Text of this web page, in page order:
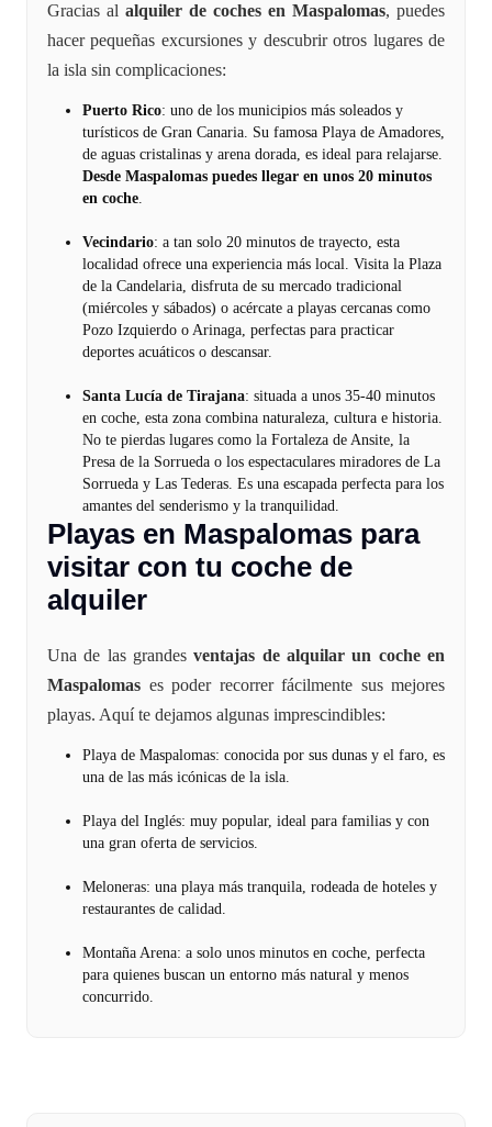
Gracias al alquiler de coches en Maspalomas, puedes
hacer pequeñas excursiones y descubrir otros lugares de
la isla sin complicaciones:
Puerto Rico: uno de los municipios más soleados y
turísticos de Gran Canaria. Su famosa Playa de Amadores,
de aguas cristalinas y arena dorada, es ideal para relajarse.
Desde Maspalomas puedes llegar en unos 20 minutos
en coche.
Vecindario: a tan solo 20 minutos de trayecto, esta
localidad ofrece una experiencia más local. Visita la Plaza
de la Candelaria, disfruta de su mercado tradicional
(miércoles y sábados) o acércate a playas cercanas como
Pozo Izquierdo o Arinaga, perfectas para practicar
deportes acuáticos o descansar.
Santa Lucía de Tirajana: situada a unos 35-40 minutos
en coche, esta zona combina naturaleza, cultura e historia.
No te pierdas lugares como la Fortaleza de Ansite, la
Presa de la Sorrueda o los espectaculares miradores de La
Sorrueda y Las Tederas. Es una escapada perfecta para los
amantes del senderismo y la tranquilidad.
Playas en Maspalomas para
visitar con tu coche de
alquiler
Una de las grandesventajas de alquilar un coche en
Maspalomas es poder recorrer fácilmente sus mejores
playas. Aquí te dejamos algunas imprescindibles:
Playa de Maspalomas: conocida por sus dunas y el faro, es
una de las más icónicas de la isla.
Playa del Inglés: muy popular, ideal para familias y con
una gran oferta de servicios.
Meloneras: una playa más tranquila, rodeada de hoteles y
restaurantes de calidad.
Montaña Arena: a solo unos minutos en coche, perfecta
para quienes buscan un entorno más natural y menos
concurrido.